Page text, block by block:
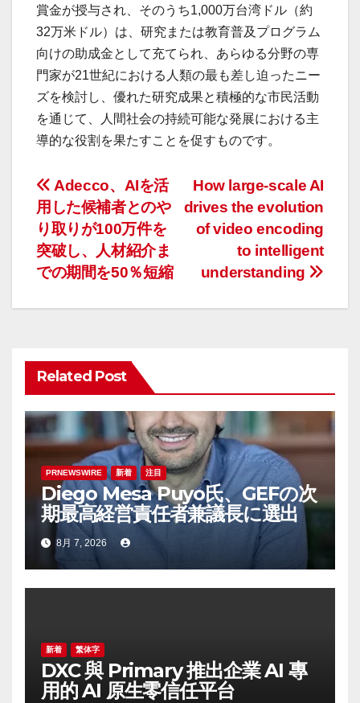
賞金が授与され、そのうち1,000万台湾ドル（約
32万米ドル）は、研究または教育普及プログラム
向けの助成金として充てられ、あらゆる分野の専
門家が21世紀における人類の最も差し迫ったニー
ズを検討し、優れた研究成果と積極的な市民活動
を通じて、人間社会の持続可能な発展における主
導的な役割を果たすことを促すものです。
投
稿
ナ
ビ
ー
シ
ョ
ン
How large-scale AI
drives the evolution
of video encoding
to intelligent
understanding
Adecco、AIを活
用した候補者とのや
り取りが100万件を
突破し、人材紹介ま
での期間を50％短縮
Related Post
PRNEWSWIRE 新着 注目
Diego Mesa Puyo氏、GEFの次
期最高経営責任者兼議長に選出
8月 7, 2026
新着 繁体字
DXC 與 Primary 推出企業 AI 專
用的 AI 原生零信任平台